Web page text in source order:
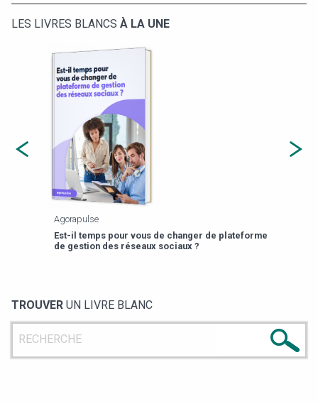
LES LIVRES BLANCS À LA UNE
Agorapulse
Est-il temps pour vous de changer de plateforme
de gestion des réseaux sociaux ?
TROUVER UN LIVRE BLANC